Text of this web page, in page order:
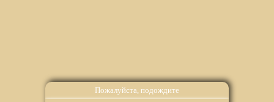
Пожалуйста, подождите